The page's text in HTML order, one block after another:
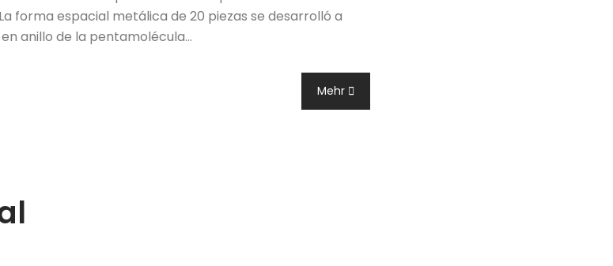
forma espacial metálica de 20 piezas se desarrolló a
anillo de la pentamolécula…
Mehr